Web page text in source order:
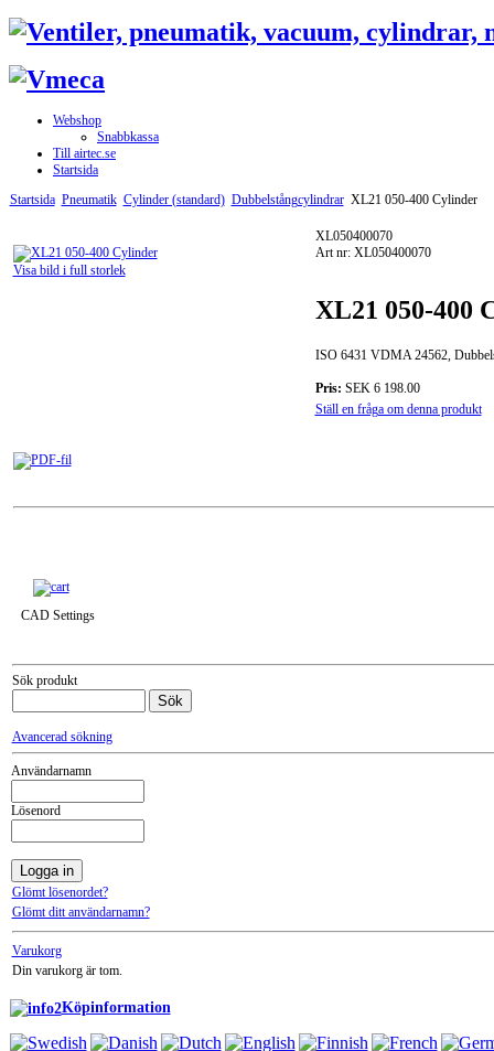
Webshop
Snabbkassa
Till airtec.se
Startsida
Startsida Pneumatik Cylinder (standard) Dubbelstångcylindrar XL21 050-400 Cylinder
Visa bild i full storlek
XL050400070
Art nr: XL050400070
XL21 050-400
ISO 6431 VDMA 24562,
Pris: SEK 6 198.00
Ställ en fråga om denna produkt
CAD Settings
Sök produkt
Avancerad sökning
Användarnamn
Lösenord
Glömt lösenordet?
Glömt ditt användarnamn?
Varukorg
Din varukorg är tom.
Köpinformation